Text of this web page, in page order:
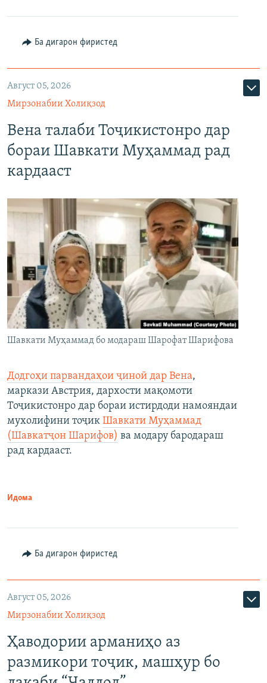
Ба дигарон фиристед
Август 05, 2026
Мирзонабии Холиқзод
Вена талаби Тоҷикистонро дар
бораи Шавкати Муҳаммад рад
кардааст
Шавкати Муҳаммад бо модараш Шарофат Шарифова
Додгоҳи парвандаҳои ҷиноӣ дар Вена,
маркази Австрия, дархости мақомоти
Тоҷикистонро дар бораи истирдоди намояндаи
мухолифини тоҷик Шавкати Муҳаммад
(Шавкатҷон Шарифов) ва модару бародараш
рад кардааст.
Идома
Ба дигарон фиристед
Август 05, 2026
Мирзонабии Холиқзод
Ҳаводории арманиҳо аз
размикори тоҷик, машҳур бо